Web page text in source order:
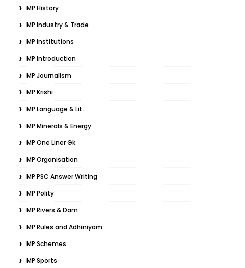
MP History
MP Industry & Trade
MP Institutions
MP Introduction
MP Journalism
MP Krishi
MP Language & Lit.
MP Minerals & Energy
MP One Liner Gk
MP Organisation
MP PSC Answer Writing
MP Polity
MP Rivers & Dam
MP Rules and Adhiniyam
MP Schemes
MP Sports